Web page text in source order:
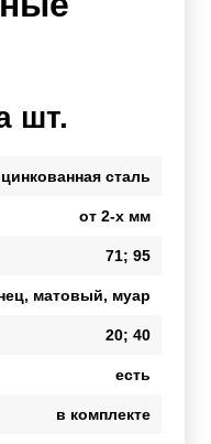
шт.
сталь
от 2-х мм
71; 95
матовый, муар
20; 40
есть
в комплекте